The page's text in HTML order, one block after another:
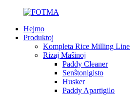
Hejmo
Produktoj
Kompleta Rice Milling Line
Rizaj Maŝinoj
Paddy Cleaner
Senŝtonigisto
Husker
Paddy Apartigilo